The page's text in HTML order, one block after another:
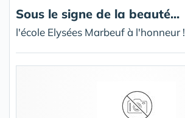
Sous le signe de la beauté...
l'école Elysées Marbeuf à l'honneur !